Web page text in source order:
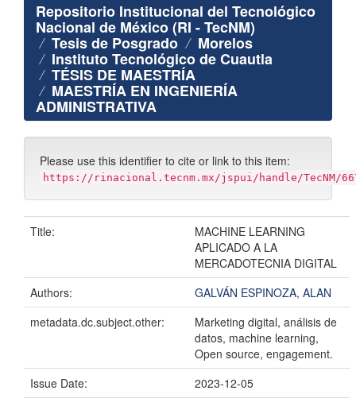
Repositorio Institucional del Tecnológico
Nacional de México (RI - TecNM)
Tesis de Posgrado Morelos
Instituto Tecnológico de Cuautla
TÉSIS DE MAESTRÍA
MAESTRÍA EN INGENIERÍA
ADMINISTRATIVA
Please use this identifier to cite or link to this item:
https://rinacional.tecnm.mx/jspui/handle/TecNM/
Title:
MACHINE LEARNING
APLICADO A LA
MERCADOTECNIA DIGITAL
Authors:
GALVÁN ESPINOZA, ALAN
metadata.dc.subject.other:
Marketing digital, análisis de
datos, machine learning,
Open source, engagement.
Issue Date:
2023-12-05